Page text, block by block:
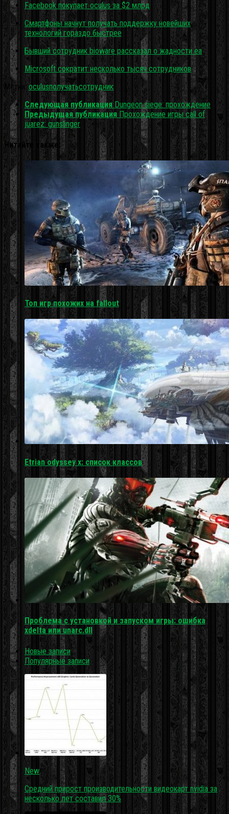
Facebook покупает oculus за $2 млрд
Смартфоны начнут получать поддержку новейших
технологий гораздо быстрее
Бывший сотрудник bioware рассказал о жадности ea
Microsoft сократит несколько тысяч сотрудников
Метки: oculusполучатьсотрудник
Следующая публикация Dungeon siege: прохождение
Предыдущая публикация Прохождение игры call of
juarez: gunslinger
Читайте также:
Топ игр похожих на fallout
Etrian odyssey x: список классов
Проблема с установкой и запуском игры: ошибка
xdelta или unarc.dll
Новые записи
Популярные записи
New
Средний прирост производительности видеокарт nvidia за
несколько лет составил 30%